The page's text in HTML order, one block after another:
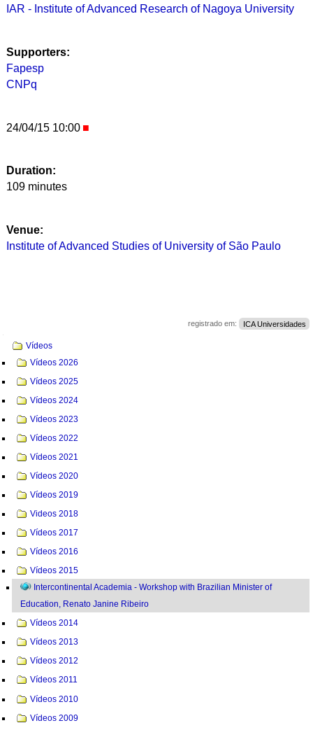
IAR - Institute of Advanced Research of Nagoya University
Supporters:
Fapesp
CNPq
24/04/15 10:00
Duration:
109 minutes
Venue:
Institute of Advanced Studies of University of São Paulo
registrado em: ICA Universidades
Vídeos
Vídeos 2026
Vídeos 2025
Vídeos 2024
Vídeos 2023
Vídeos 2022
Vídeos 2021
Vídeos 2020
Vídeos 2019
Videos 2018
Vídeos 2017
Vídeos 2016
Vídeos 2015
Intercontinental Academia - Workshop with Brazilian Minister of
Education, Renato Janine Ribeiro
Vídeos 2014
Vídeos 2013
Vídeos 2012
Vídeos 2011
Vídeos 2010
Vídeos 2009